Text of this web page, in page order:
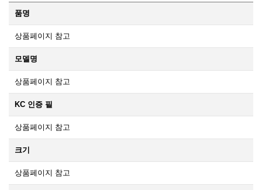
품명
상품페이지 참고
모델명
상품페이지 참고
KC 인증 필
상품페이지 참고
크기
상품페이지 참고